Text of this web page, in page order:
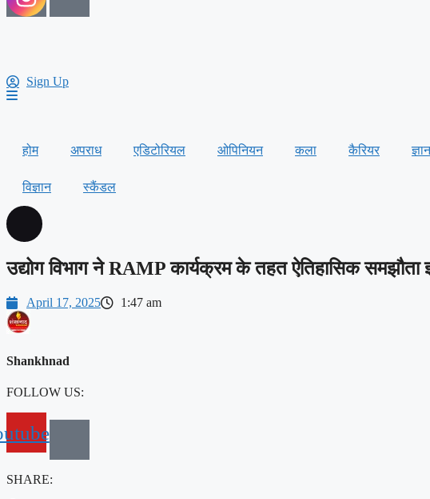
Sign Up
होम अपराध एडिटोरियल ओपिनियन कला कैरियर ज्ञान
विज्ञान स्कैंडल
उद्योग विभाग ने RAMP कार्यक्रम के तहत ऐतिहासिक समझौता
April 17, 2025 1:47 am
Shankhnad
FOLLOW US:
SHARE: